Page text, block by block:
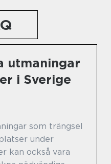
utmaningar
i Sverige
som trängsel
under
kan också vara